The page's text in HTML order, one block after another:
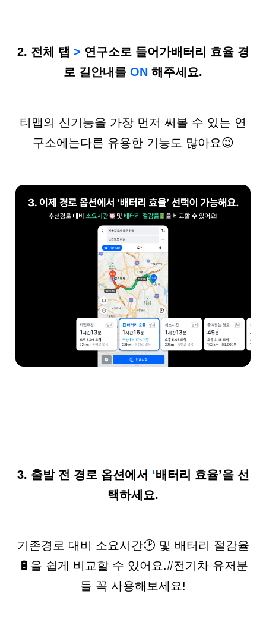
2. 전체 탭 > 연구소로 들어가배터리 효율 경
로 길안내를 ON 해주세요.
티맵의 신기능을 가장 먼저 써볼 수 있는 연
구소에는다른 유용한 기능도 많아요😉
3. 출발 전 경로 옵션에서 ‘배터리 효율’을 선
택하세요.
기존경로 대비 소요시간🕑 및 배터리 절감율
🔋을 쉽게 비교할 수 있어요.#전기차 유저분
들 꼭 사용해보세요!